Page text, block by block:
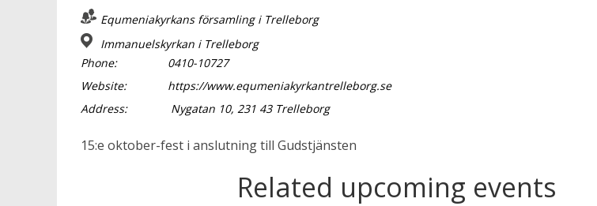
Equmeniakyrkans församling i Trelleborg
Immanuelskyrkan i Trelleborg
Phone:
0410-10727
Website:
https://www.equmeniakyrkantrelleborg.se
Address:
Nygatan 10, 231 43 Trelleborg
15:e oktober-fest i anslutning till Gudstjänsten
Related upcoming events